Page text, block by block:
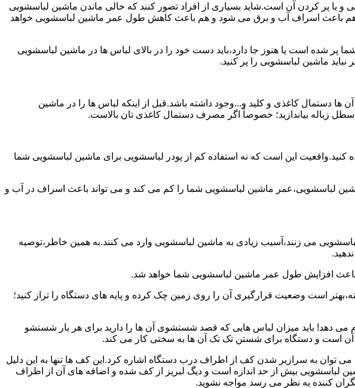
پر کردن آن است.شاید بسیاری از افراد تصور کنند که خالی ماندن ماشین لباسشویی
باعث اسراف آب و برق می شود و هم باعث کاهش طول عمر ماشین لباسشویی خواهد
شده است یا هنوز جا دارد،باید دست خود را در بالای لباس ها در ماشین لباسشویی
کاغذی و کلید و...وجود داشته باشد.قبل از اینکه لباس ها را در ماشین
زباله بیاندازید؛ خصوصاً اگر مصرف دستمال کاغذی تان بالاست.
کنید.واقعیت این است که نه استفاده کم از پودر لباسشویی برای ماشین لباسشویی شما
لباسشویی،عمر ماشین لباسشویی شما را کم می کند و می تواند باعث اسراف در آب و
می زنند،آسیب زیادی به ماشین لباسشویی وارد می کنند.به همین خاطر،توصیه
باعث افزایش طول عمر ماشین لباسشویی شما خواهد شد.
است وضعیت قرارگیری آن را روی زمین چک کرده و پایه های دستگاه را تراز کنید؛
دهد! باید میزان لباس هایی که قصد شستشوی آن ها را دارید برای هر بار شستشو
است و دستگاه برای شستن تک تک آن ها به سختی کار می کند.
می توان به سرازیر شدن کف از اطراف درب دستگاه اشاره کرد.این کف ها تنها به این دلیل
لباسشویی بیش از حد اندازه است و دیگ لبریز از کف شده و اضافه های آن از اطراف
کننده به نظر می رسد مواجه نشوید.